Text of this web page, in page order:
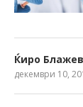
Ќиро
декември 10,